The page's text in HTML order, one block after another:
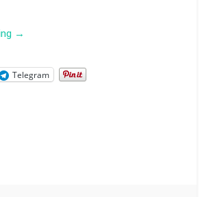
→
Telegram